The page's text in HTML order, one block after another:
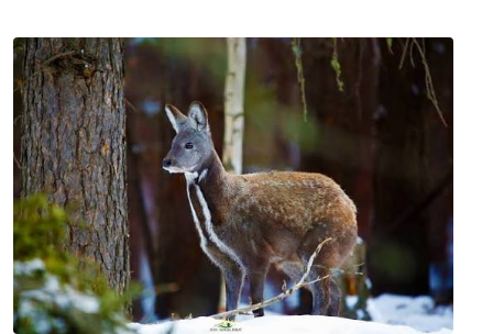
9
иргэдээс ирүүлсэн өргөдөл, гомдлын
шийдвэрлэлтийн тайланг хэлэлцэж байна
Нийслэл 10 цаг 18 минутын өмнө
10 Төмөр замчид баяр наадмаа цуцаллаа
Бодлого шийдвэр / Х. Болормаа •
10 цаг 54 минутын өмнө
“Psychic Fever” хамтлаг: Хөгжмөөрөө хил